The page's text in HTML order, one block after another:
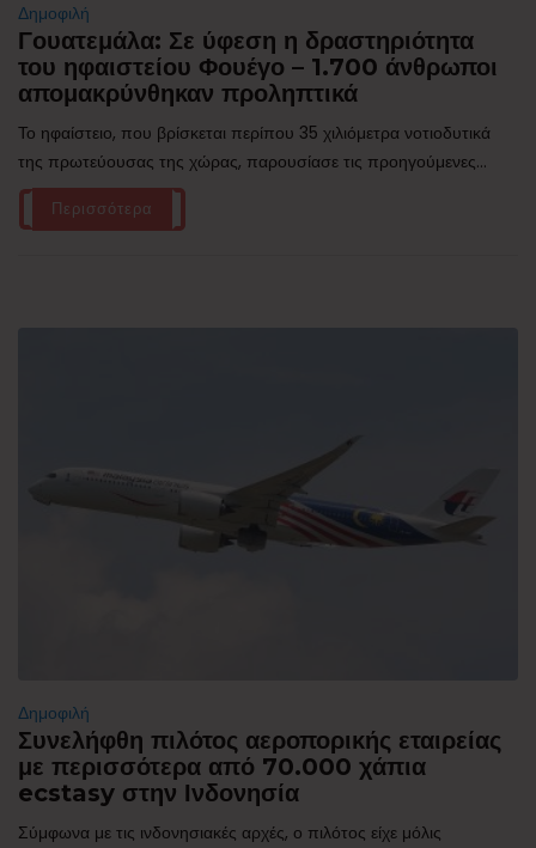
Δημοφιλή
Γουατεμάλα: Σε ύφεση η δραστηριότητα
του ηφαιστείου Φουέγο – 1.700 άνθρωποι
απομακρύνθηκαν προληπτικά
Το ηφαίστειο, που βρίσκεται περίπου 35 χιλιόμετρα νοτιοδυτικά
της πρωτεύουσας της χώρας, παρουσίασε τις προηγούμενες...
Περισσότερα
Δημοφιλή
Συνελήφθη πιλότος αεροπορικής εταιρείας
με περισσότερα από 70.000 χάπια
ecstasy στην Ινδονησία
Σύμφωνα με τις ινδονησιακές αρχές, ο πιλότος είχε μόλις